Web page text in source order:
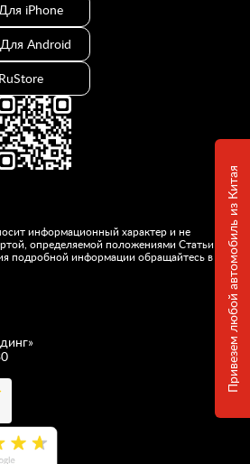
Привезем любой автомобиль из Китая
информационный характер и не
определяемой положениями Статьи
подробной информации обращайтесь в
»
iPhone
Для Android